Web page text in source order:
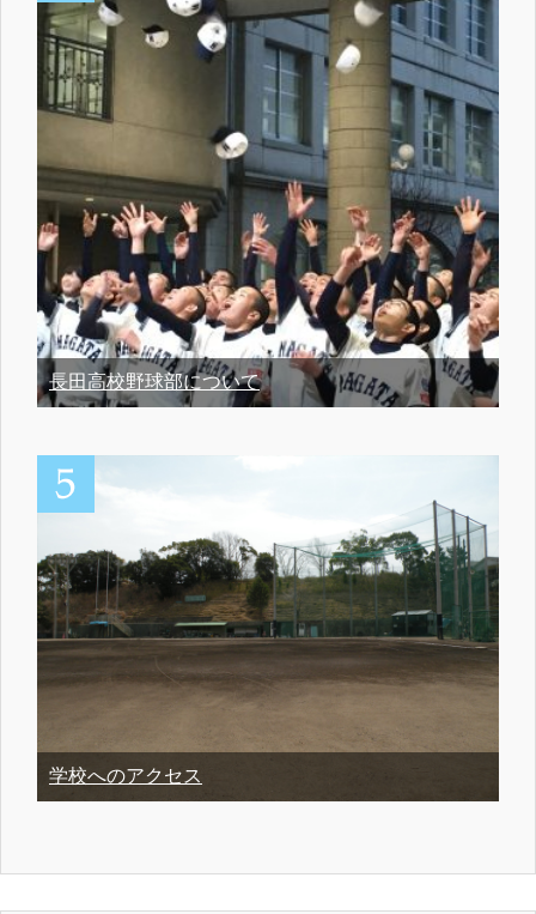
長田高校野球部について
学校へのアクセス